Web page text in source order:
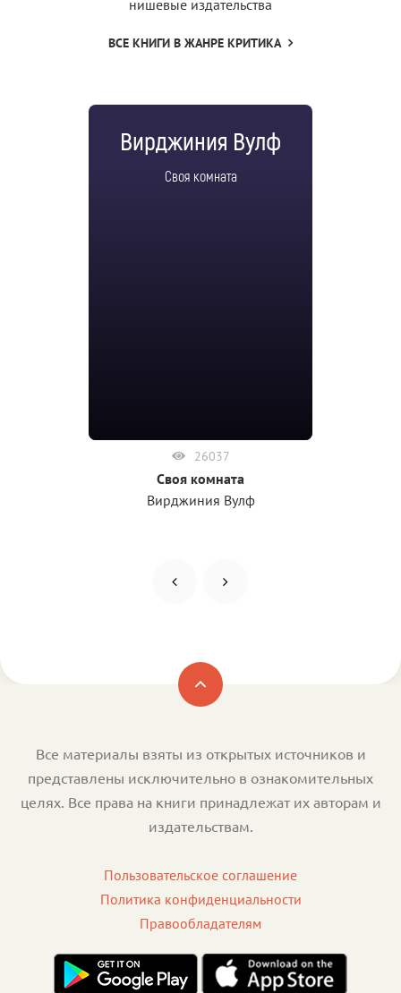
нишевые издательства
ВСЕ КНИГИ В ЖАНРЕ КРИТИКА
Вирджиния Вулф
Своя комната
26037
Своя комната
Вирджиния Вулф
Все материалы взяты из открытых источников и
представлены исключительно в ознакомительных
целях. Все права на книги принадлежат их авторам и
издательствам.
Пользовательское соглашение
Политика конфиденциальности
Правообладателям